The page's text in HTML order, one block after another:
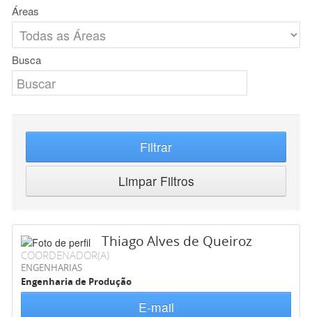
Áreas
Busca
Filtrar
Limpar Filtros
Thiago Alves de Queiroz
COORDENADOR(A)
ENGENHARIAS
Engenharia de Produção
E-mail